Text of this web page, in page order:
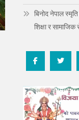
बिनोद नेपाल स्मृति
शिक्षा र सामाजिक